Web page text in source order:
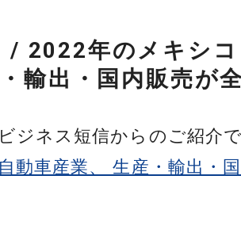
/ 2022年のメキシ
輸出・国内販売が
ジネス短信からのご紹介
動車産業、 生産・輸出・